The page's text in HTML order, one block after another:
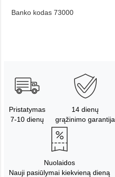
Banko kodas 73000
Pristatymas
7-10 dienų
14 dienų
grąžinimo garantija
Nuolaidos
Nauji pasiūlymai kiekvieną dieną